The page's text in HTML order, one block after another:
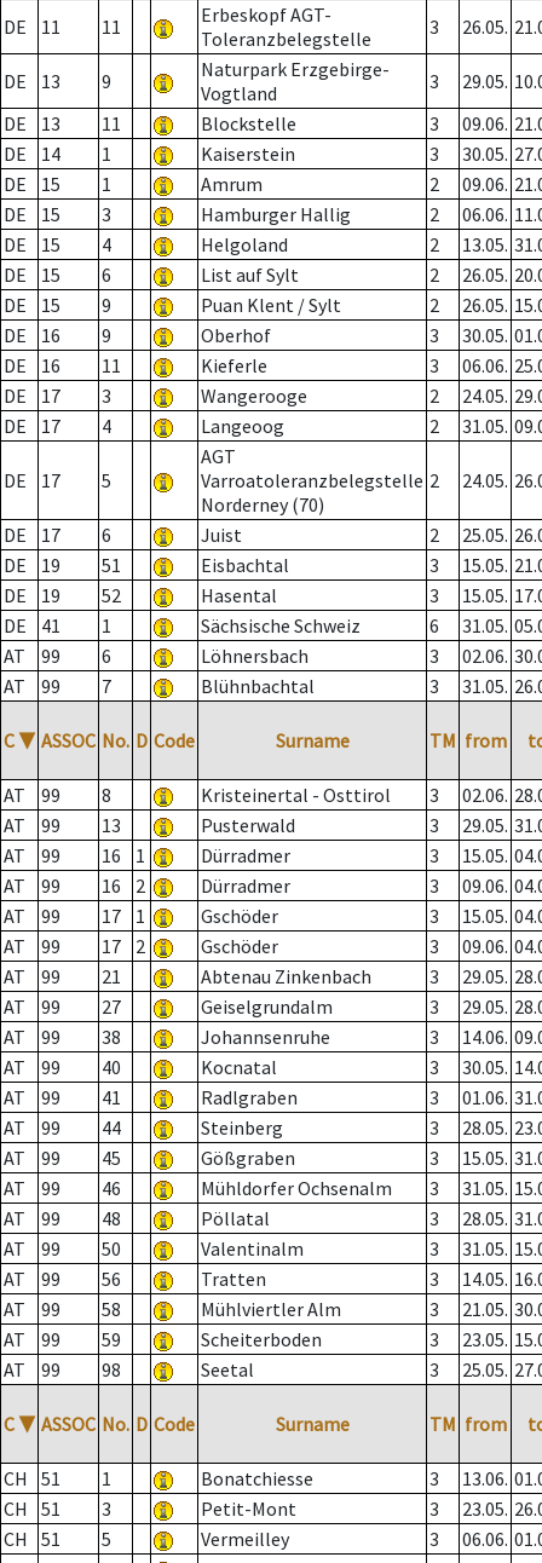
DE 11 11
Erbeskopf AGT-
Toleranzbelegstelle
3 26.05.
DE 13 9
Naturpark Erzgebirge-
Vogtland
3 29.05.
DE
13 11 Blockstelle 3 09.06.
DE
14 1 Kaiserstein 3 30.05.
DE
15 1 Amrum 2 09.06.
DE
15 3 Hamburger Hallig 2 06.06.
DE
15 4 Helgoland 2 13.05.
DE
15 6 List auf Sylt 2 26.05.
DE
15 9 Puan Klent / Sylt 2 26.05.
DE
16 9 Oberhof 3 30.05.
DE
16 11 Kieferle 3 06.06.
DE
17 3 Wangerooge 2 24.05.
DE
17 4 Langeoog 2 31.05.
DE 17 5
AGT
Varroatoleranzbelegstelle
Norderney (70)
2 24.05.
DE 17 6 Juist 2 25.05.
DE
19 51 Eisbachtal 3 15.05.
DE
19 52 Hasental 3 15.05.
DE
41 1 Sächsische Schweiz 6 31.05.
AT
99 6 Löhnersbach 3 02.06.
AT
99 7 Blühnbachtal 3 31.05.
C ▼ ASSOC No. D Code Surname TM from
AT 99 8 Kristeinertal - Osttirol 3 02.06.
AT
99 13 Pusterwald 3 29.05.
AT
99 16 1 Dürradmer 3 15.05.
AT
99 16 2 Dürradmer 3 09.06.
AT
99 17 1 Gschöder 3 15.05.
AT
99 17 2 Gschöder 3 09.06.
AT
99 21 Abtenau Zinkenbach 3 29.05.
AT
99 27 Geiselgrundalm 3 29.05.
AT
99 38 Johannsenruhe 3 14.06.
AT
99 40 Kocnatal 3 30.05.
AT
99 41 Radlgraben 3 01.06.
AT
99 44 Steinberg 3 28.05.
AT
99 45 Gößgraben 3 15.05.
AT
99 46 Mühldorfer Ochsenalm 3 31.05.
AT
99 48 Pöllatal 3 28.05.
AT
99 50 Valentinalm 3 31.05.
AT
99 56 Tratten 3 14.05.
AT
99 58 Mühlviertler Alm 3 21.05.
AT
99 59 Scheiterboden 3 23.05.
AT
99 98 Seetal 3 25.05.
C ▼ ASSOC No. D Code Surname TM from
CH 51 1 Bonatchiesse 3 13.06.
CH
51 3 Petit-Mont 3 23.05.
CH
51 5 Vermeilley 3 06.06.